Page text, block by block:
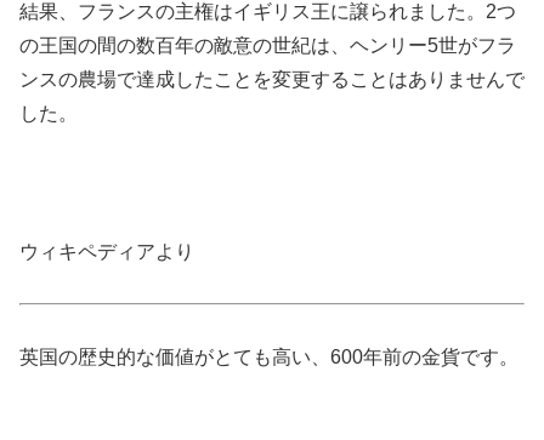
結果、フランスの主権はイギリス王に譲られました。2つ
の王国の間の数百年の敵意の世紀は、ヘンリー5世がフラ
ンスの農場で達成したことを変更することはありませんで
した。
ウィキペディアより
英国の歴史的な価値がとても高い、600年前の金貨です。